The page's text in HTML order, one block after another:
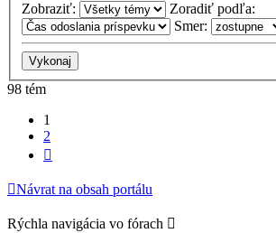
Zobraziť:
Zoradiť podľa:
Smer:
98 tém
1
2
Návrat na obsah portálu
Rýchla navigácia vo fórach